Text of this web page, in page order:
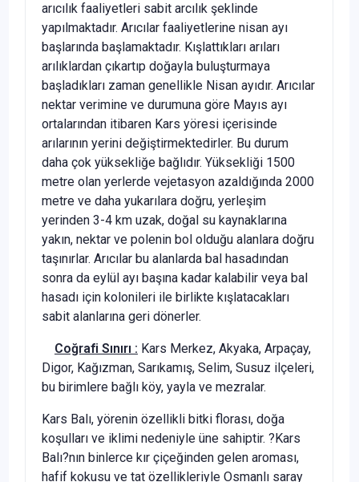
arıcılık faaliyetleri sabit arcılık şeklinde
yapılmaktadır. Arıcılar faaliyetlerine nisan ayı
başlarında başlamaktadır. Kışlattıkları arıları
arılıklardan çıkartıp doğayla buluşturmaya
başladıkları zaman genellikle Nisan ayıdır. Arıcılar
nektar verimine ve durumuna göre Mayıs ayı
ortalarından itibaren Kars yöresi içerisinde
arılarının yerini değiştirmektedirler. Bu durum
daha çok yüksekliğe bağlıdır. Yüksekliği 1500
metre olan yerlerde vejetasyon azaldığında 2000
metre ve daha yukarılara doğru, yerleşim
yerinden 3-4 km uzak, doğal su kaynaklarına
yakın, nektar ve polenin bol olduğu alanlara doğru
taşınırlar. Arıcılar bu alanlarda bal hasadından
sonra da eylül ayı başına kadar kalabilir veya bal
hasadı için kolonileri ile birlikte kışlatacakları
sabit alanlarına geri dönerler.
Coğrafi Sınırı : Kars Merkez, Akyaka, Arpaçay,
Digor, Kağızman, Sarıkamış, Selim, Susuz ilçeleri,
bu birimlere bağlı köy, yayla ve mezralar.
Kars Balı, yörenin özellikli bitki florası, doğa
koşulları ve iklimi nedeniyle üne sahiptir. ?Kars
Balı?nın binlerce kır çiçeğinden gelen aroması,
hafif kokusu ve tat özellikleriyle Osmanlı saray